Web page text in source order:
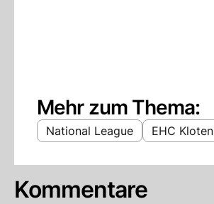
Mehr zum Thema:
National League EHC Kloten
Kommentare